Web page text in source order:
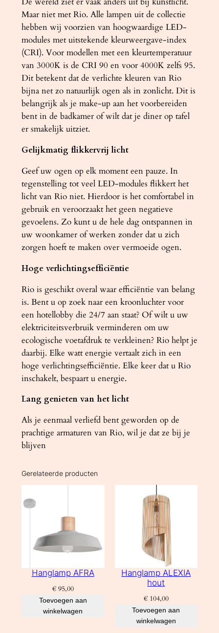
Maar niet met Rio. Alle lampen uit de collectie
hebben wij voorzien van hoogwaardige LED-
modules met uitstekende kleurweergave-index
(CRI). Voor modellen met een kleurtemperatuur
van 3000K is de CRI 90 en voor 4000K zelfs 95.
Dit betekent dat de verlichte kleuren van Rio
bijna net zo natuurlijk ogen als in zonlicht. Dit is
belangrijk als je make-up aan het voorbereiden
bent in de badkamer of wilt dat je diner op tafel
er smakelijk uitziet.
Gelijkmatig flikkervrij licht
Geef uw ogen op elk moment een pauze. In
tegenstelling tot veel LED-modules flikkert het
licht van Rio niet. Hierdoor is het comfortabel in
gebruik en veroorzaakt het geen negatieve
gevoelens. Zo kunt u de hele dag ontspannen in
uw woonkamer of werken zonder dat u zich
zorgen hoeft te maken over vermoeide ogen.
Hoge verlichtingsefficiëntie
Rio is geschikt overal waar efficiëntie van belang
is. Bent u op zoek naar een kroonluchter voor
een hotellobby die 24/7 aan staat? Of wilt u uw
elektriciteitsverbruik verminderen om uw
ecologische voetafdruk te verkleinen? Rio helpt je
daarbij. Elke watt energie vertaalt zich in een
hoge verlichtingsefficiëntie. Elke keer dat u Rio
inschakelt, bespaart u energie.
Lang genieten van het licht
Als je eenmaal verliefd bent geworden op de
prachtige armaturen van Rio, wil je dat ze bij je
blijven
Gerelateerde producten
Hanglamp AFRA
€95,00
Toevoegen aan
winkelwagen
Hanglamp ALEXIA
hout
€104,00
Toevoegen aan
winkelwagen